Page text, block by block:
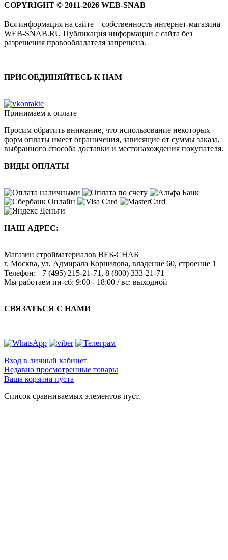
COPYRIGHT © 2011-2026 WEB-SNAB
Вся информация на сайте – собственность интернет-магазина
WEB-SNAB.RU Публикация информации с сайта без
разрешения правообладателя запрещена.
ПРИСОЕДИНЯЙТЕСЬ К НАМ
Принимаем к оплате
Просим обратить внимание, что использование некоторых
форм оплаты имеет ограничения, зависящие от суммы заказа,
выбранного способа доставки и местонахождения покупателя.
ВИДЫ ОПЛАТЫ
НАШ АДРЕС:
Магазин стройматериалов ВЕБ-СНАБ
г. Москва, ул. Адмирала Корнилова, владение 60, строение 1
Телефон: +7 (495) 215-21-71 , 8 (800) 333-21-71
Мы работаем пн-сб: 9:00 - 18:00 / вс: выходной
СВЯЗАТЬСЯ С НАМИ
Вход в личный кабинет
Недавно просмотренные товары
Ваша корзина пуста
Список сравниваемых элементов пуст.